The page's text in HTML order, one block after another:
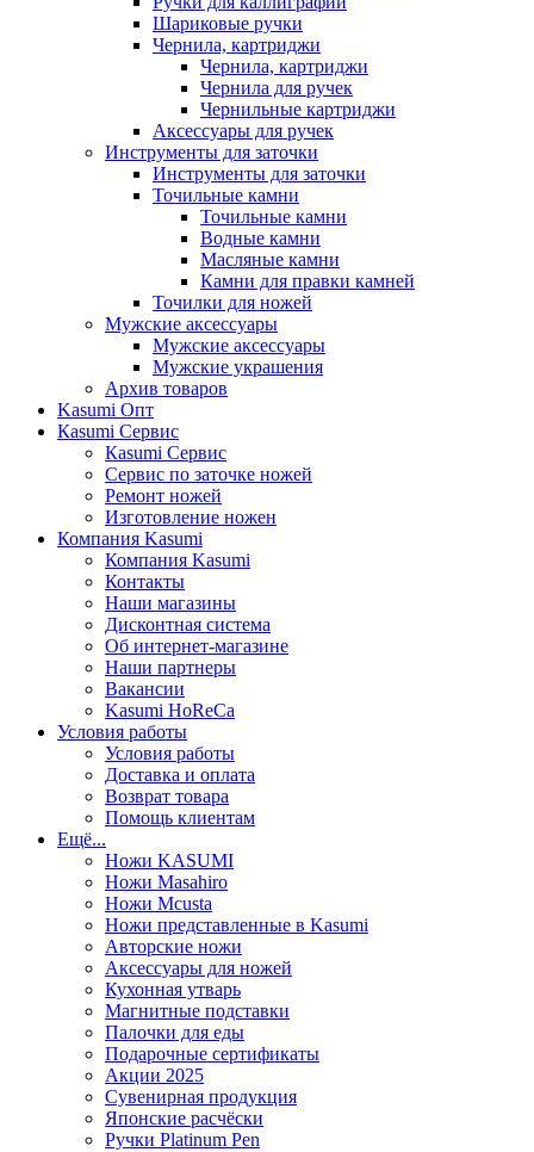
Шариковые ручки
Чернила, картриджи
Чернила, картриджи
Чернила для ручек
Чернильные картриджи
Аксессуары для ручек
Инструменты для заточки
Инструменты для заточки
Точильные камни
Точильные камни
Водные камни
Масляные камни
Камни для правки камней
Точилки для ножей
Мужские аксессуары
Мужские аксессуары
Мужские украшения
Архив товаров
Kasumi Опт
Кasumi Сервис
Кasumi Сервис
Сервис по заточке ножей
Ремонт ножей
Изготовление ножен
Компания Kasumi
Компания Kasumi
Контакты
Наши магазины
Дисконтная система
Об интернет-магазине
Наши партнеры
Вакансии
Kasumi HoReCa
Условия работы
Условия работы
Доставка и оплата
Возврат товара
Помощь клиентам
Ещё...
Ножи KASUMI
Ножи Masahiro
Ножи Mcusta
Ножи представленные в Kasumi
Авторские ножи
Аксессуары для ножей
Кухонная утварь
Магнитные подставки
Палочки для еды
Подарочные сертификаты
Акции 2025
Сувенирная продукция
Японские расчёски
Ручки Platinum Pen